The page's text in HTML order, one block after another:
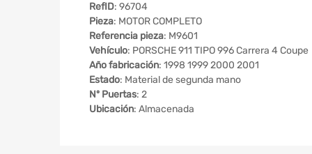
RefID: 96704
Pieza: MOTOR COMPLETO
Referencia pieza: M9601
Vehículo: PORSCHE 911 TIPO 996 Carrera 4 Coupe
Año fabricación: 1998 1999 2000 2001
Estado: Material de segunda mano
Nº Puertas: 2
Ubicación: Almacenada